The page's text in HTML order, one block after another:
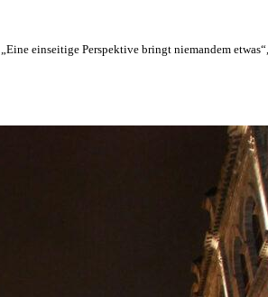
einseitige Perspektive bringt niemandem